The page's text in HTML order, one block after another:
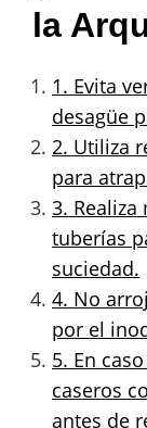
la
1. Evita
desagüe
2. Utiliza
para
3.
tuberías
suciedad.
4. No
por el
5. En
caseros
antes de